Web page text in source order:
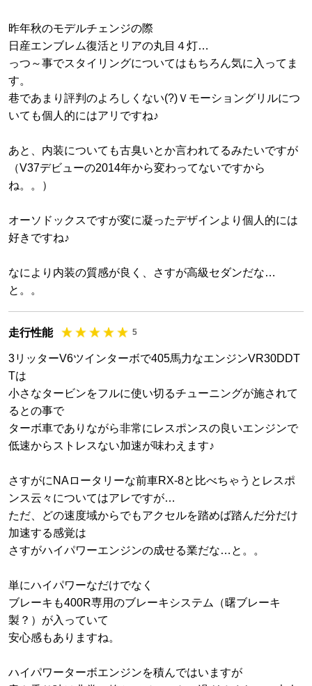
昨年秋のモデルチェンジの際
日産エンブレム復活とリアの丸目４灯…
っつ～事でスタイリングについてはもちろん気に入ってま
す。
巷であまり評判のよろしくない(?)Ｖモーショングリルにつ
いても個人的にはアリですね♪
あと、内装についても古臭いとか言われてるみたいですが
（V37デビューの2014年から変わってないですから
ね。。）
オーソドックスですが変に凝ったデザインより個人的には
好きですね♪
なにより内装の質感が良く、さすが高級セダンだな…
と。。
走行性能 5
3リッターV6ツインターボで405馬力なエンジンVR30DDT
Tは
小さなタービンをフルに使い切るチューニングが施されて
るとの事で
ターボ車でありながら非常にレスポンスの良いエンジンで
低速からストレスない加速が味わえます♪
さすがにNAロータリーな前車RX-8と比べちゃうとレスポ
ンス云々についてはアレですが…
ただ、どの速度域からでもアクセルを踏めば踏んだ分だけ
加速する感覚は
さすがハイパワーエンジンの成せる業だな…と。。
単にハイパワーなだけでなく
ブレーキも400R専用のブレーキシステム（曙ブレーキ
製？）が入っていて
安心感もありますね。
ハイパワーターボエンジンを積んではいますが